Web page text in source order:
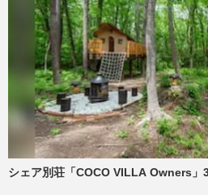
に！打線にハマ
と、リーグ制覇
週刊女性PRIME
《東京都八王子
金の算出根拠は『
若者の“AI悪用”
週刊女性PRIME
阪神タイガース
シェア別荘「COCO VILLA Owners」